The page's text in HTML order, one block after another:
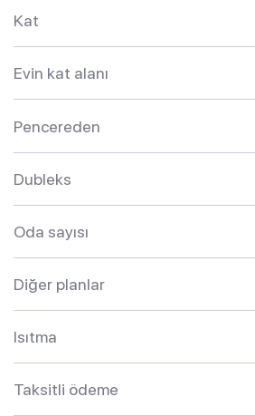
Kat
Evin kat alanı
Pencereden
Dubleks
Oda sayısı
Diğer planlar
Isıtma
Taksitli ödeme